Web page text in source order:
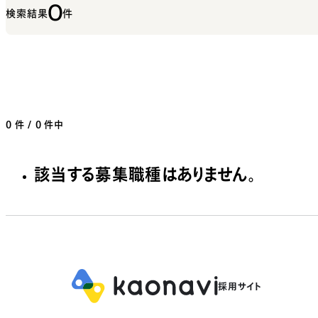
検索結果0件
0 件 / 0 件中
該当する募集職種はありません。